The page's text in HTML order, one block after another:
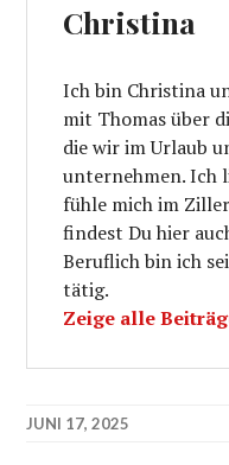
Christina
Ich bin Christina
mit Thomas über
die wir im Urlaub
unternehmen. Ich
fühle mich im
findest Du hier
Beruflich bin ich
tätig.
Zeige alle
JUNI 17, 2025